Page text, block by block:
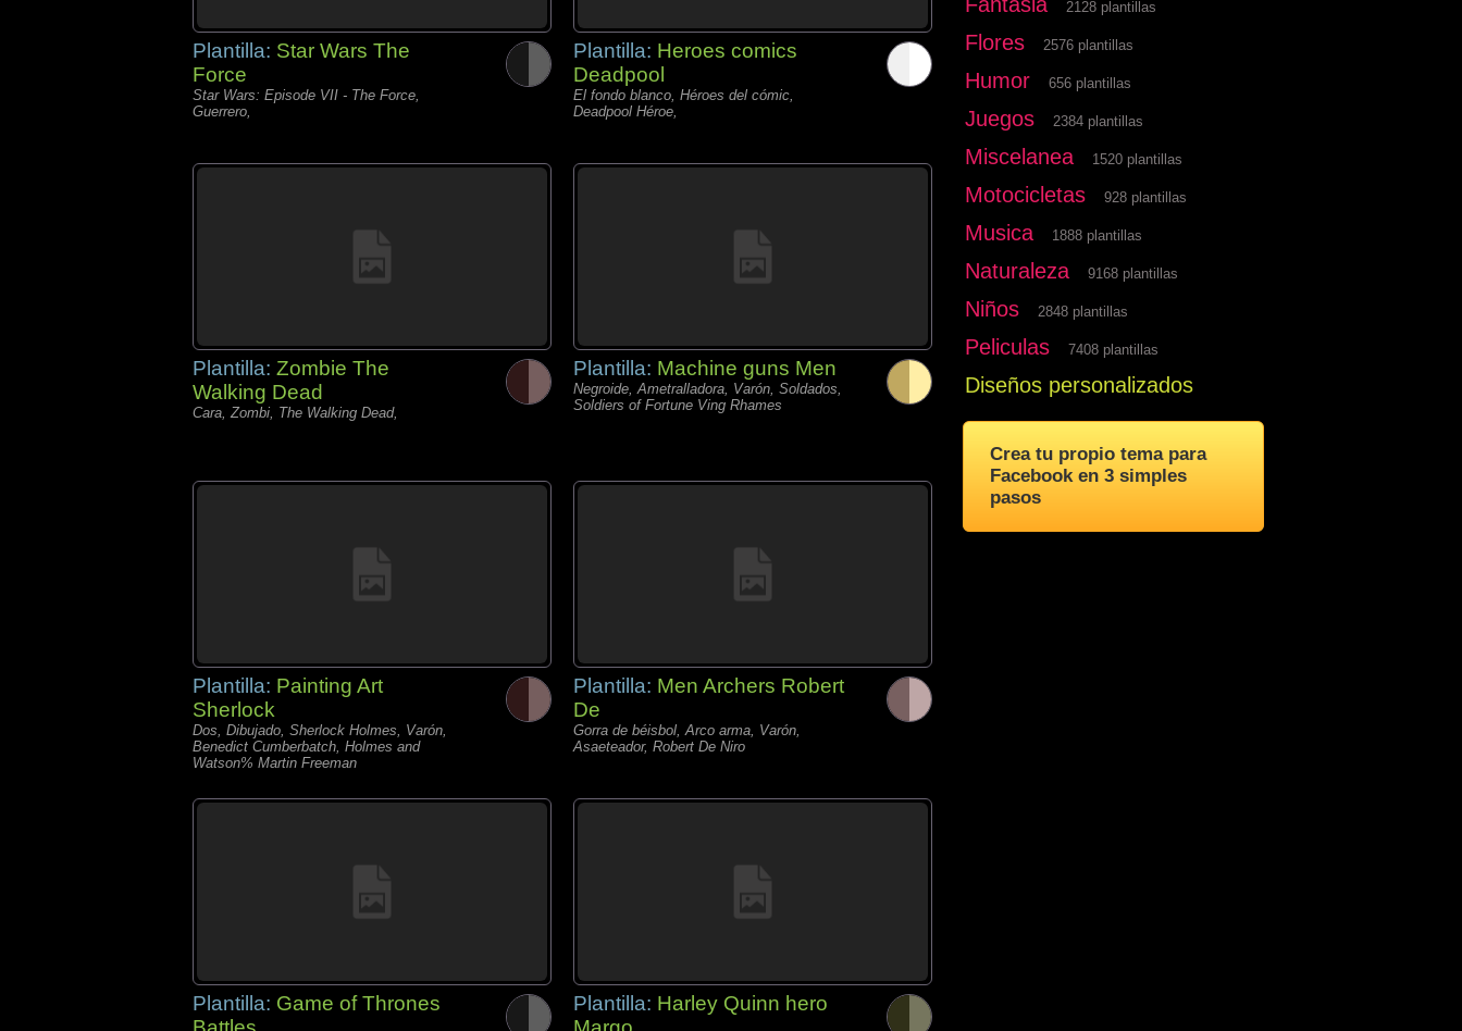
Plantilla: Star Wars The
Force
Star Wars: Episode VII - The Force,
Guerrero,
Plantilla: Heroes comics
Deadpool
El fondo blanco, Héroes del cómic,
Deadpool Héroe,
Plantilla: Zombie The
Walking Dead
Cara, Zombi, The Walking Dead,
Plantilla: Machine guns Men
Negroide, Ametralladora, Varón, Soldados,
Soldiers of Fortune Ving Rhames
Plantilla: Painting Art
Sherlock
Dos, Dibujado, Sherlock Holmes, Varón,
Benedict Cumberbatch, Holmes and
Watson% Martin Freeman
Plantilla: Men Archers Robert
De
Gorra de béisbol, Arco arma, Varón,
Asaeteador, Robert De Niro
Plantilla: Game of Thrones
Plantilla: Harley Quinn hero
2128 plantillas
Flores 2576 plantillas
Humor 656 plantillas
Juegos 2384 plantillas
Miscelanea 1520 plantillas
Motocicletas 928 plantillas
Musica 1888 plantillas
Naturaleza 9168 plantillas
Niños 2848 plantillas
Peliculas 7408 plantillas
Diseños personalizados
Crea tu propio tema para
Facebook en 3 simples
pasos